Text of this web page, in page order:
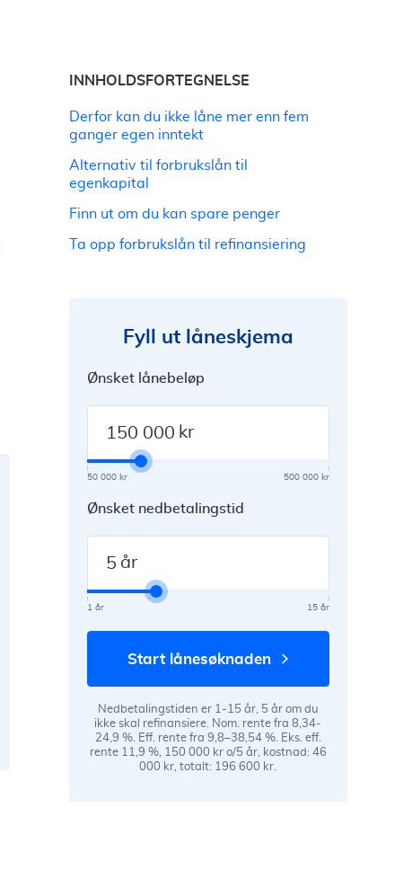
INNHOLDSFORTEGNELSE
Derfor kan du ikke låne mer enn fem
ganger egen inntekt
Alternativ til forbrukslån til
egenkapital
Finn ut om du kan spare penger
Ta opp forbrukslån til refinansiering
Fyll ut låneskjema
Ønsket lånebeløp
kr
500 000 kr
50 000 kr
Ønsket nedbetalingstid
år
15 år
1 år
start lånesøknaden
Nedbetalingstiden er 1-15 år, 5 år om du
ikke skal refinansiere. Nom. rente fra 8,34-
24,9 %. Eff. rente fra 9,8–38,54 %. Eks. eff.
rente 11,9 %, 150 000 kr o/5 år, kostnad: 46
000 kr, totalt: 196 600 kr.